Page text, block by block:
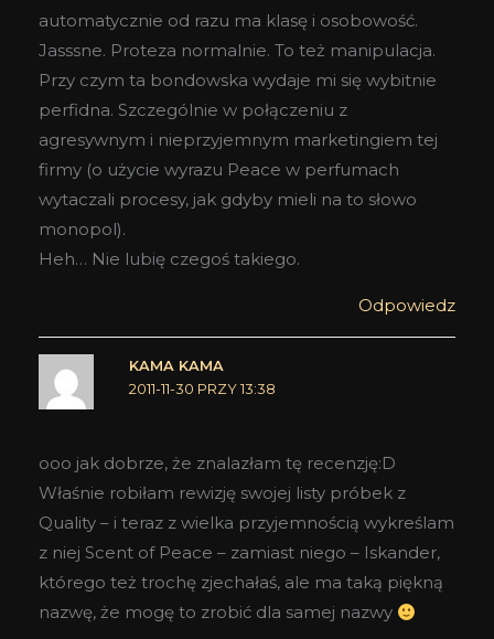
automatycznie od razu ma klasę i osobowość.
Jasssne. Proteza normalnie. To też manipulacja.
Przy czym ta bondowska wydaje mi się wybitnie
perfidna. Szczególnie w połączeniu z
agresywnym i nieprzyjemnym marketingiem tej
firmy (o użycie wyrazu Peace w perfumach
wytaczali procesy, jak gdyby mieli na to słowo
monopol).
Heh… Nie lubię czegoś takiego.
Odpowiedz
KAMA KAMA
2011-11-30 PRZY 13:38
ooo jak dobrze, że znalazłam tę recenzję:D
Właśnie robiłam rewizję swojej listy próbek z
Quality – i teraz z wielka przyjemnością wykreślam
z niej Scent of Peace – zamiast niego – Iskander,
którego też trochę zjechałaś, ale ma taką piękną
nazwę, że mogę to zrobić dla samej nazwy